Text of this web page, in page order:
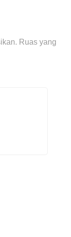
Ruas yang